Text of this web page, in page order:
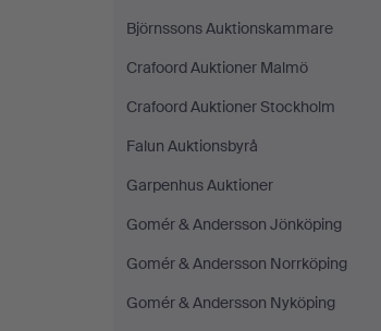
Björnssons Auktionskammare
Crafoord Auktioner Malmö
Crafoord Auktioner Stockholm
Falun Auktionsbyrå
Garpenhus Auktioner
Gomér & Andersson Jönköping
Gomér & Andersson Norrköping
Gomér & Andersson Nyköping